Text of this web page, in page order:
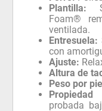
Plantilla:
Foam®
ventilada.
Entresuela:
con
Ajuste:
Altura de
Peso por
Propiedad
probada